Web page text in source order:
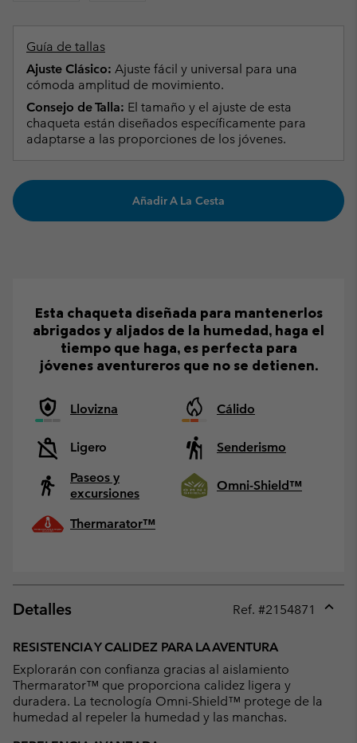
Guía de tallas
Ajuste Clásico: Ajuste fácil y universal para una
cómoda amplitud de movimiento.
Consejo de Talla: El tamaño y el ajuste de esta
chaqueta están diseñados específicamente para
adaptarse a las proporciones de los jóvenes.
Añadir A La Cesta
Esta chaqueta diseñada para mantenerlos
abrigados y aljados de la humedad, haga el
tiempo que haga, es perfecta para
jóvenes aventureros que no se detienen.
Llovizna Cálido
Ligero
Senderismo
Paseos y
excursiones
Omni-Shield™
Thermarator™
Detalles Ref. #2154871
RESISTENCIA Y CALIDEZ PARA LA AVENTURA
Explorarán con confianza gracias al aislamiento
Thermarator™ que proporciona calidez ligera y
duradera. La tecnología Omni-Shield™ protege de la
humedad al repeler la humedad y las manchas.